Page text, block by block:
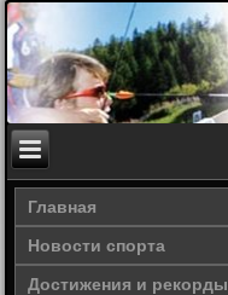
Главная
Новости спорта
Достижения и рекорды